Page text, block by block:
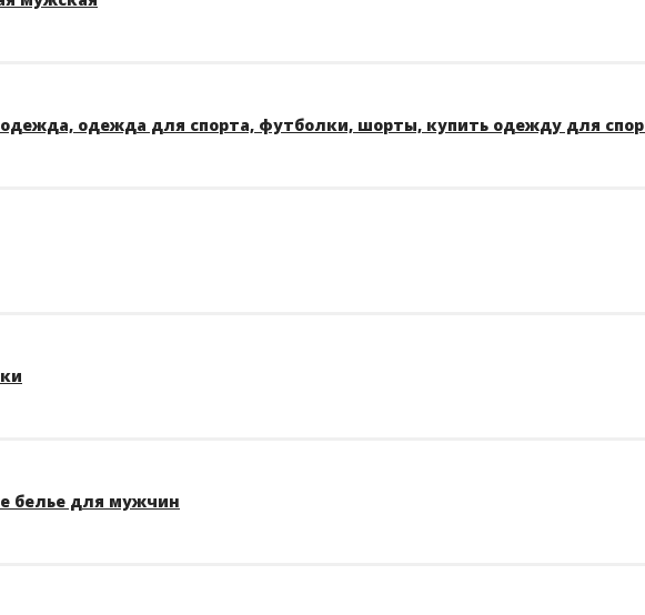
одежда для спорта, футболки, шорты, купить одежду для
белье для мужчин